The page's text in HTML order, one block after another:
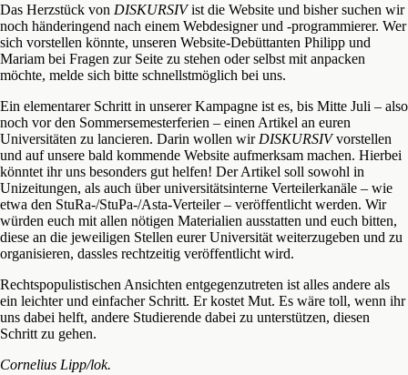
Das Herzstück von DISKURSIVist die Website und bisher suchen wir
noch händeringend nach einem Webdesigner und -programmierer. Wer
sich vorstellen könnte, unseren Website-Debüttanten Philipp und
Mariam bei Fragen zur Seite zu stehen oder selbst mit anpacken
möchte, melde sich bitte schnellstmöglich bei uns.
Ein elementarer Schritt in unserer Kampagne ist es, bis Mitte Juli – also
noch vor den Sommersemesterferien – einen Artikel an euren
Universitäten zu lancieren. Darin wollen wir DISKURSIVvorstellen
und auf unsere bald kommende Website aufmerksam machen. Hierbei
könntet ihr uns besonders gut helfen! Der Artikel soll sowohl in
Unizeitungen, als auch über universitätsinterne Verteilerkanäle – wie
etwa den StuRa-/StuPa-/Asta-Verteiler – veröffentlicht werden. Wir
würden euch mit allen nötigen Materialien ausstatten und euch bitten,
diese an die jeweiligen Stellen eurer Universität weiterzugeben und zu
organisieren, dassles rechtzeitig veröffentlicht wird.
Rechtspopulistischen Ansichten entgegenzutreten ist alles andere als
ein leichter und einfacher Schritt. Er kostet Mut. Es wäre toll, wenn ihr
uns dabei helft, andere Studierende dabei zu unterstützen, diesen
Schritt zu gehen.
Cornelius Lipp/lok.